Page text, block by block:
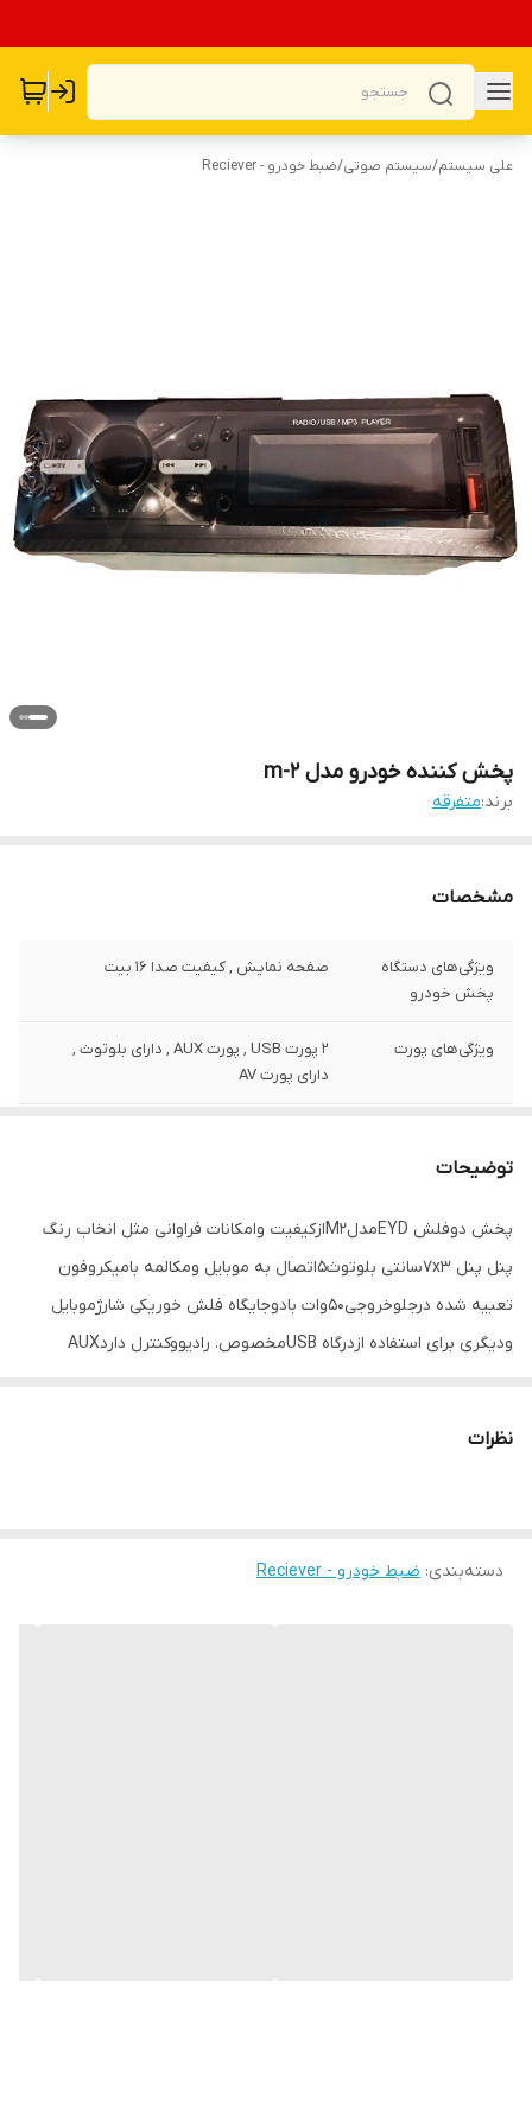
علی سیستم/سیستم صوتی/ضبط خودرو - Reciever
پخش کننده خودرو مدل m-2
برند:متفرقه
مشخصات
ویژگی‌های دستگاه
پخش خودرو
صفحه نمایش , کیفیت صدا 16 بیت
ویژگی‌های پورت
2 پورت USB , پورت AUX , دارای بلوتوث ,
دارای پورت AV
نور پس زمینه متغیر
ابعاد 19x13x6 سانتی‌متر
اقلام همراه کالا دسته , دفترچه‌ی راهنما , کنترل , زه دور ضبط
توضیحات
پخش دوفلش EYDمدلM2ازکیفیت وامکانات فراوانی مثل انخاب رنگ
پنل پنل 7x3سانتی بلوتوث5اتصال به موبایل ومکالمه بامیکروفون
تعبیه شده درجلوخروجی50وات بادوجایگاه فلش خوریکی شارژموبایل
ودیگری برای استفاده ازدرگاه USBمخصوص. رادیووکنترل داردAUX
نظرات
دسته‌بندی: ضبط خودرو - Reciever